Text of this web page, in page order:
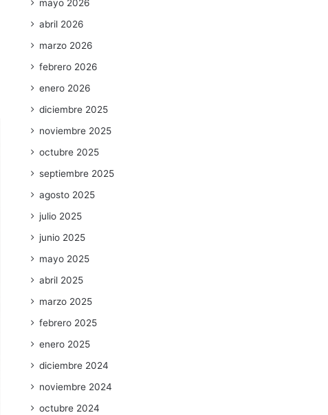
mayo 2026
abril 2026
marzo 2026
febrero 2026
enero 2026
diciembre 2025
noviembre 2025
octubre 2025
septiembre 2025
agosto 2025
julio 2025
junio 2025
mayo 2025
abril 2025
marzo 2025
febrero 2025
enero 2025
diciembre 2024
noviembre 2024
octubre 2024